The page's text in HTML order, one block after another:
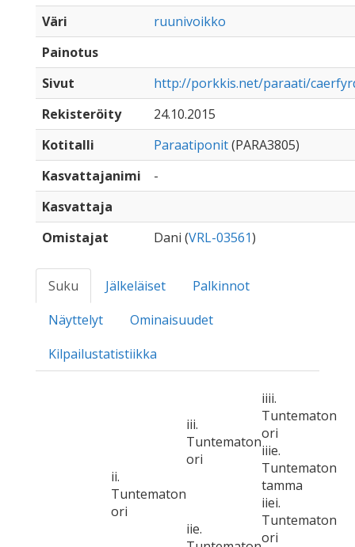
Väri
ruunivoikko
Painotus
Sivut
http://porkkis.net/paraati/
Rekisteröity
24.10.2015
Kotitalli
Paraatiponit(PARA3805)
Kasvattajanimi
-
Kasvattaja
Omistajat
Dani (VRL-03561)
Suku Jälkeläiset
Palkinnot
Näyttelyt
Ominaisuudet
Kilpailustatistiikka
ii.
Tuntematon
ori
iii.
Tuntematon
ori
iiii.
Tuntematon
ori
iiie.
Tuntematon
tamma
iie.
iiei.
Tuntematon
ori